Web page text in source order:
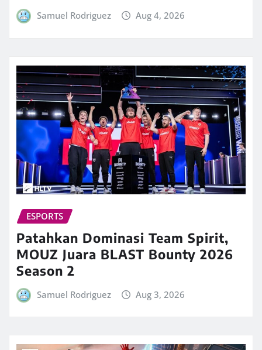
Samuel Rodriguez Aug 4, 2026
ESPORTS
Patahkan Dominasi Team Spirit,
MOUZ Juara BLAST Bounty 2026
Season 2
Samuel Rodriguez Aug 3, 2026